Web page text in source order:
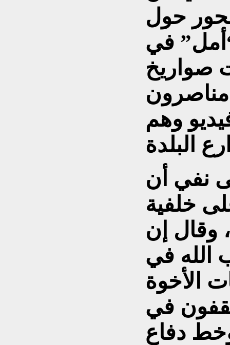
حول
في
صواريخ
وهم
نفي أن
خلفية
وقال إن
الله في
الأخوة
في
دفاع